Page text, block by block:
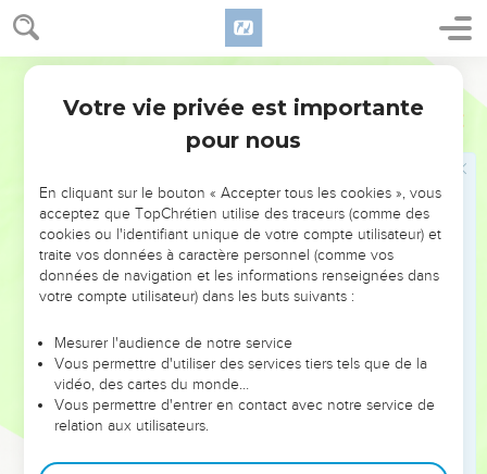
Genèse 42
Cet homme nous a répondu : “Je veux savoir si vous êtes
vraiment honnêtes. Laissez l’un de vous ici, et allez porter du
blé à vos familles qui ont faim.
Ensuite, ramenez-moi votre plus jeune frère. Ainsi, je
saurai que vous n’êtes pas des espions, mais des gens
honnêtes. Alors je vous rendrai votre frère et je vous laisserai
Ensuite, ils vident leurs sacs, et chacun trouve dans le sien
un petit sac avec son argent. Quand ils voient cet argent, ils
ont tous peur, même Jacob leur père.
Jacob leur dit : « Vous m’avez déjà enlevé deux enfants :
prendre Benjamin ! C’est sur moi que tout cela retombe ! »
Ruben lui dit : « Si je ne te ramène pas Benjamin, tu
pourras tuer mes deux fils. Confie-le-moi, je te le
ramènerai. »
Jacob répond : « Non, mon fils ne partira pas avec vous.
Votre vie privée est importante
pour nous
En cliquant sur le bouton « Accepter tous les cookies », vous
acceptez que TopChrétien utilise des traceurs (comme des
cookies ou l'identifiant unique de votre compte utilisateur) et
traite vos données à caractère personnel (comme vos
données de navigation et les informations renseignées dans
votre compte utilisateur) dans les buts suivants :
Mesurer l'audience de notre service
Vous permettre d'utiliser des services tiers tels que de la
vidéo, des cartes du monde…
Vous permettre d'entrer en contact avec notre service de
relation aux utilisateurs.